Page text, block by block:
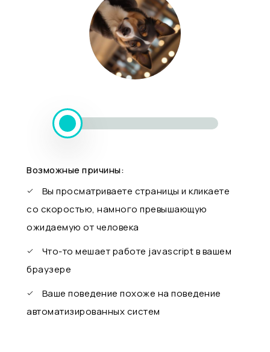
Возможные причины:
Вы просматриваете страницы и кликаете
со скоростью, намного превышающую
ожидаемую от человека
Что-то мешает работе javascript в вашем
браузере
Ваше поведение похоже на поведение
автоматизированных систем